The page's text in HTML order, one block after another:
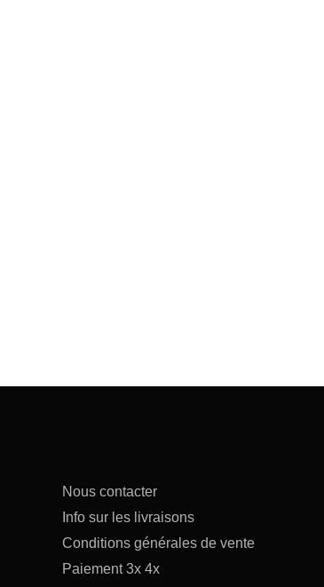
Nous contacter
Info sur les livraisons
Conditions générales de vente
Paiement 3x 4x